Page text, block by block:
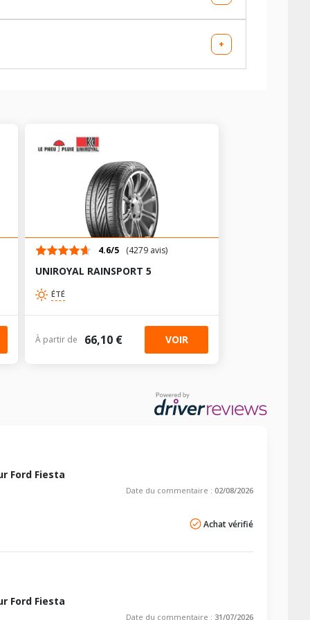
AR chargé
+
AR chargé
-
4.6/5 (4279 avis)
UNIROYAL RAINSPORT 5
ÉTÉ
À partir de 66,10 € VOIR
Ford Fiesta
Date du commentaire : 02/08/2026
Achat vérifié
Ford Fiesta
Date du commentaire : 31/07/2026